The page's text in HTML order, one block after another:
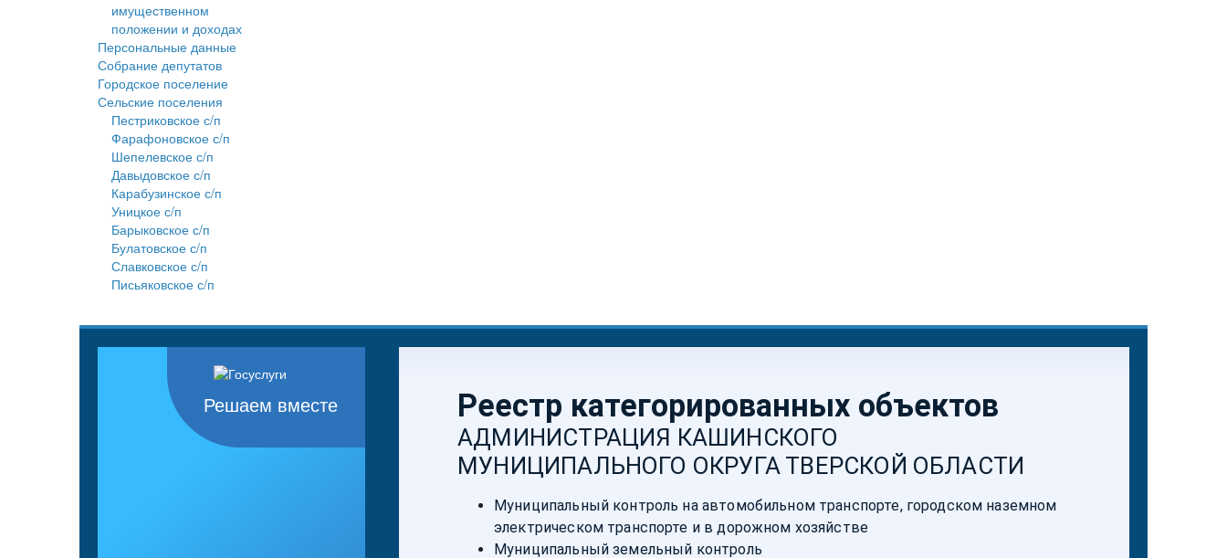
имущественном
положении и доходах
Персональные данные
Собрание депутатов
Городское поселение
Сельские поселения
Пестриковское с/п
Фарафоновское с/п
Шепелевское с/п
Давыдовское с/п
Карабузинское с/п
Уницкое с/п
Барыковское с/п
Булатовское с/п
Славковское с/п
Письяковское с/п
Решаем вместе